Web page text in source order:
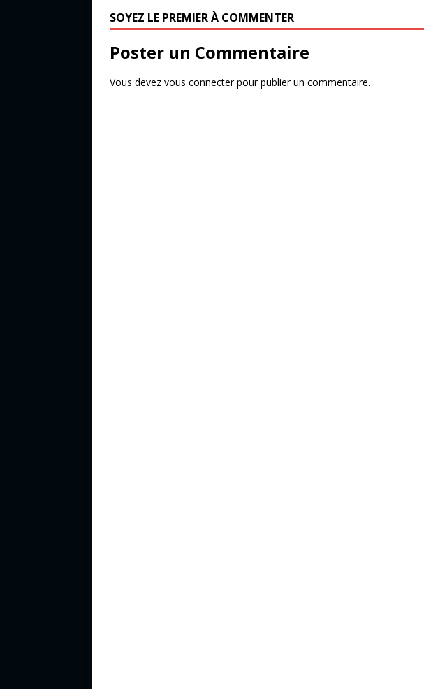
o
o
k
r
SOYEZ LE PREMIER À COMMENTER
Poster un Commentaire
Vous devez vous connecterpour publier un commentaire.